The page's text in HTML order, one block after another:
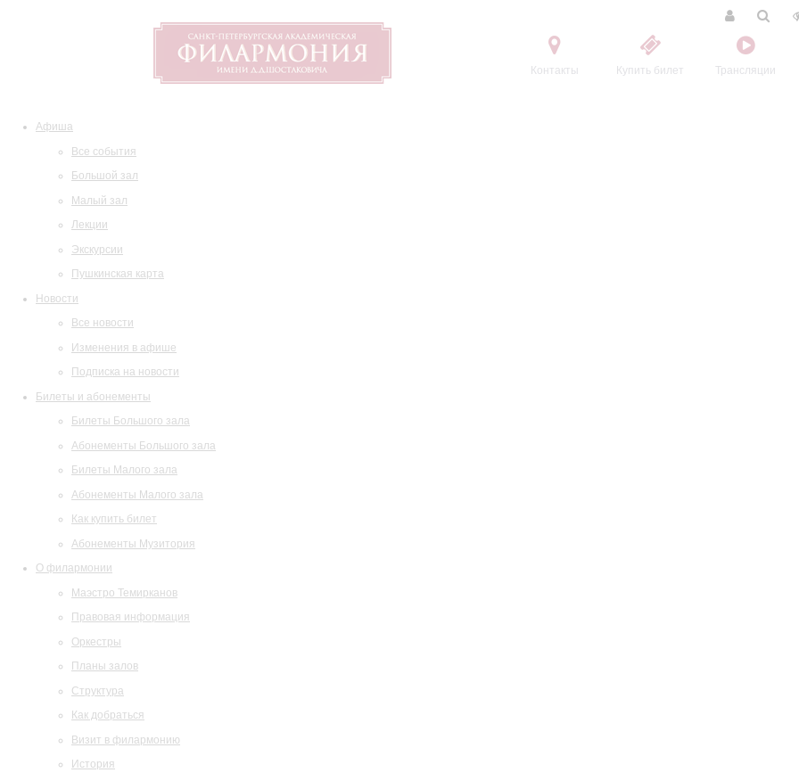
Контакты Купить билет Трансляции
Афиша
Все события
Большой зал
Малый зал
Лекции
Экскурсии
Пушкинская карта
Новости
Все новости
Изменения в афише
Подписка на новости
Билеты и абонементы
Билеты Большого зала
Абонементы Большого зала
Билеты Малого зала
Абонементы Малого зала
Как купить билет
Абонементы Музитория
О филармонии
Маэстро Темирканов
Правовая информация
Оркестры
Планы залов
Структура
Как добраться
Визит в филармонию
История